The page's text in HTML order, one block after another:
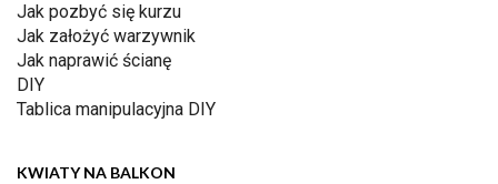
Jak pozbyć się kurzu
Jak założyć warzywnik
Jak naprawić ścianę
DIY
Tablica manipulacyjna DIY
KWIATY NA BALKON